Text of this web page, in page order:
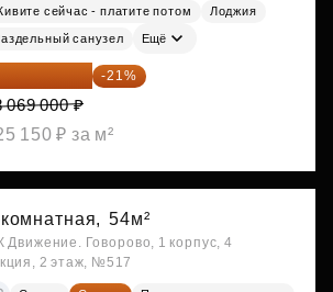
сейчас - платите потом
Лоджия
санузел Ещё
274 510 ₽ -21%
069 000 ₽
150 ₽ за м²
54м²
Движение. Говорово, 1 корпус, 4
2 этаж, №517